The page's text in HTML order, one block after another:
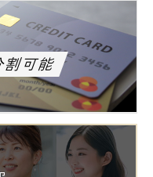
割可能